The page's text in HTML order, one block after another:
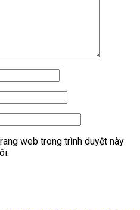
web trong trình duyệt này